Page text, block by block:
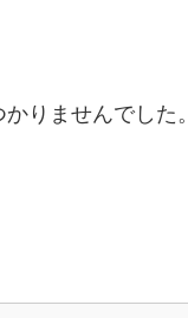
りませんでした。